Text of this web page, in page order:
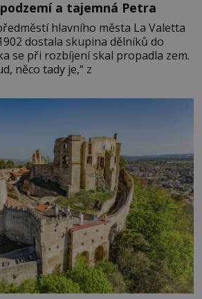
a tajemná Petra
hlavního města La Valetta
dostala skupina dělníků do
se při rozbíjení skal propadla zem.
něco tady je,“ z